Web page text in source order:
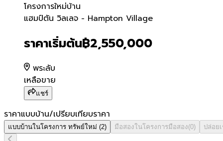
โครงการใหม่บ้าน
แฮมป์ตัน วิลเลจ -
แฮมป์ตัน วิลเลจ - Hampton Village
ราคาเริ่มต้น฿2,550,000
พระลับ
เหลือขาย
แชร์
ราคาแบบบ้าน/เปรียบเทียบราคา
แบบบ้านในโครงการ ทรัพย์ใหม่ (2) มือสองในโครงการมือสอง(0) ปล่อย